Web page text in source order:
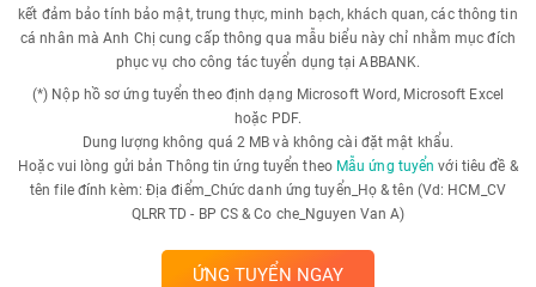
kết đảm bảo tính bảo mật, trung thực, minh bạch, khách quan, các thông tin
cá nhân mà Anh Chị cung cấp thông qua mẫu biểu này chỉ nhằm mục đích
phục vụ cho công tác tuyển dụng tại ABBANK.
(*) Nộp hồ sơ ứng tuyển theo định dạng Microsoft Word, Microsoft Excel
hoặc PDF.
Dung lượng không quá 2 MB và không cài đặt mật khẩu.
Hoặc vui lòng gửi bản Thông tin ứng tuyển theo Mẫu ứng tuyển với tiêu đề &
tên file đính kèm: Địa điểm_Chức danh ứng tuyển_Họ & tên (Vd: HCM_CV
QLRR TD - BP CS & Co che_Nguyen Van A)
ỨNG TUYỂN NGAY